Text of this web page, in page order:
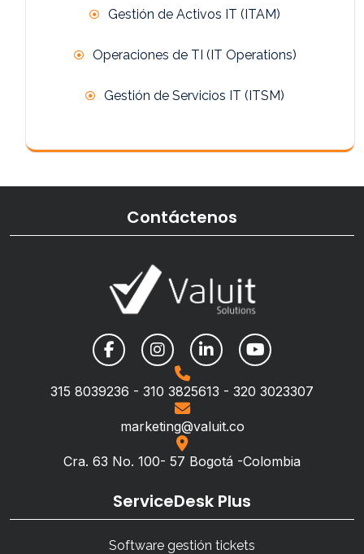
Gestión de Activos IT (ITAM)
Operaciones de TI (IT Operations)
Gestión de Servicios IT (ITSM)
Contáctenos
315 8039236 - 310 3825613 - 320 3023307
marketing@valuit.co
Cra. 63 No. 100- 57 Bogotá -Colombia
ServiceDesk Plus
Software gestión tickets